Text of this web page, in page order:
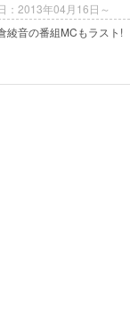
：2013年04月16日～
綾音の番組MCもラスト!